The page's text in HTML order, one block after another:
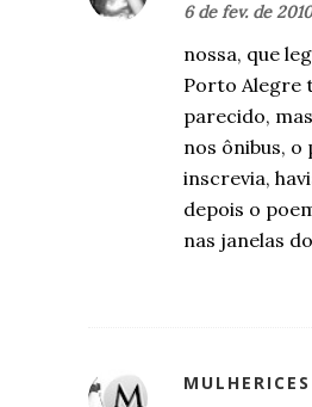
6 de fev. de
nossa, que
Porto Alegre
parecido,
nos ônibus, o
inscrevia,
depois o
nas janelas
MULHERICES